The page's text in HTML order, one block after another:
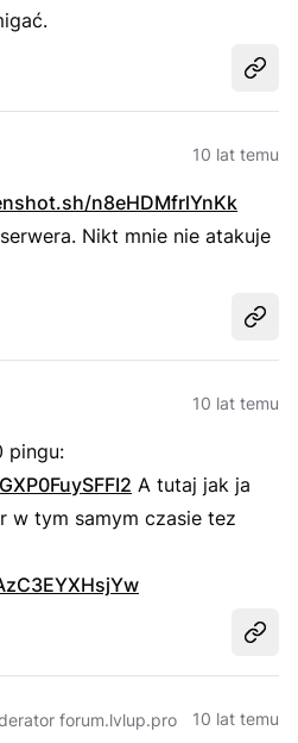
10 lat temu
n8eHDMfrlYnKk
Nikt mnie nie atakuje
10 lat temu
pingu:
A tutaj jak ja
w tym samym czasie tez
forum.lvlup.pro 10 lat temu